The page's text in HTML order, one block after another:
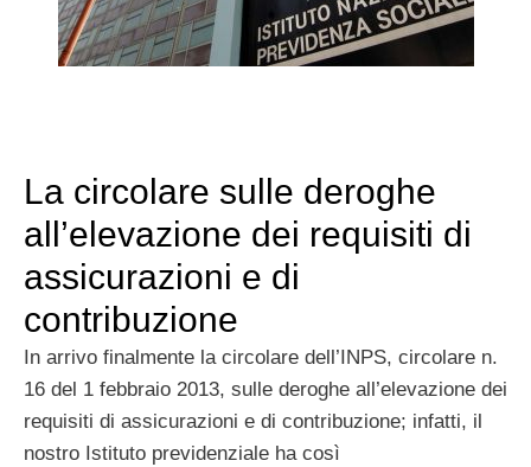
La circolare sulle deroghe
all’elevazione dei requisiti di
assicurazioni e di
contribuzione
In arrivo finalmente la circolare dell’INPS, circolare n.
16 del 1 febbraio 2013, sulle deroghe all’elevazione dei
requisiti di assicurazioni e di contribuzione; infatti, il
nostro Istituto previdenziale ha così